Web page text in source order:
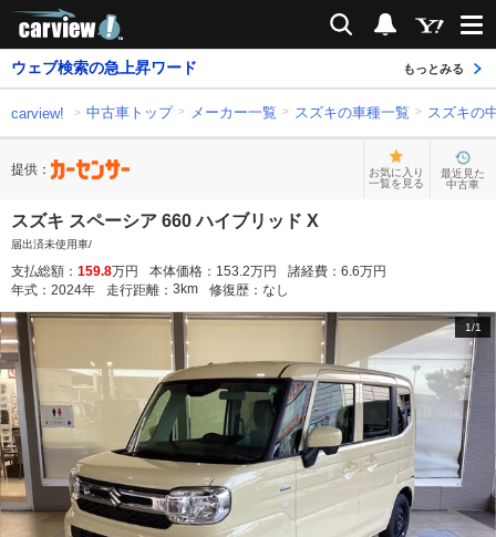
検索 通知
ウェブ検索の急上昇ワード もっとみる
carview! 中古車トップ メーカー一覧 スズキの車種一覧 スズキの
提供：
お気に入り
一覧を見る
最近見た
中古車
スズキ スペーシア 660 ハイブリッド X
届出済未使用車/
支払総額： 159.8万円 本体価格： 153.2万円 諸経費： 6.6万円
年式： 2024年 走行距離： 3 km 修復歴： なし
1/1